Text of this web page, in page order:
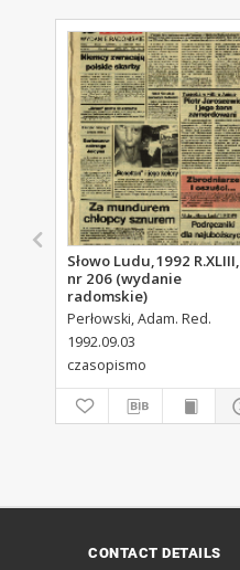
Słowo Ludu,1992 R.XLIII,
nr 206 (wydanie
radomskie)
Perłowski, Adam. Red.
1992.09.03
czasopismo
CONTACT DETAILS